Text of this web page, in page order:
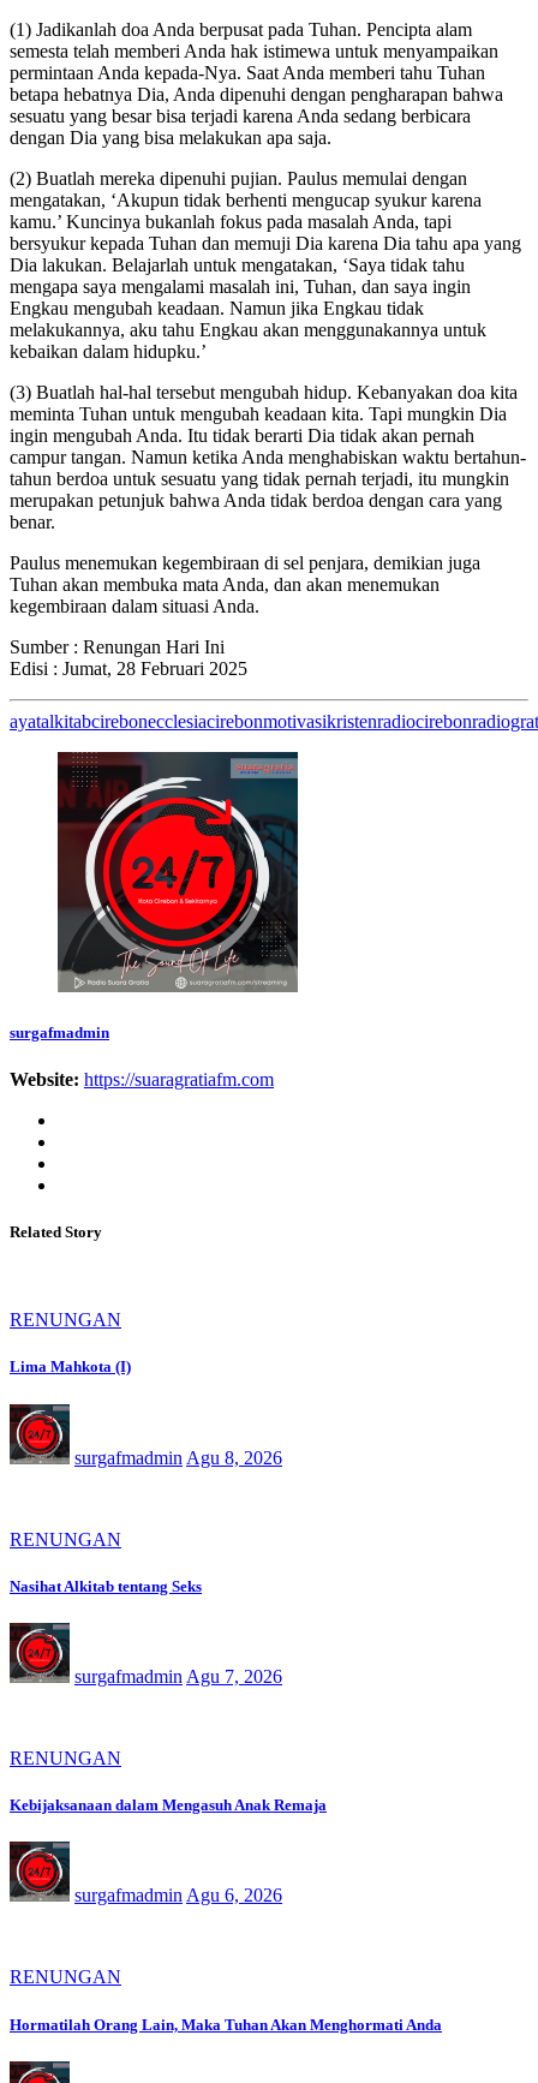
(1) Jadikanlah doa Anda berpusat pada Tuhan. Pencipta alam
semesta telah memberi Anda hak istimewa untuk menyampaikan
permintaan Anda kepada-Nya. Saat Anda memberi tahu Tuhan
betapa hebatnya Dia, Anda dipenuhi dengan pengharapan bahwa
sesuatu yang besar bisa terjadi karena Anda sedang berbicara
dengan Dia yang bisa melakukan apa saja.
(2) Buatlah mereka dipenuhi pujian. Paulus memulai dengan
mengatakan, ‘Akupun tidak berhenti mengucap syukur karena
kamu.’ Kuncinya bukanlah fokus pada masalah Anda, tapi
bersyukur kepada Tuhan dan memuji Dia karena Dia tahu apa yang
Dia lakukan. Belajarlah untuk mengatakan, ‘Saya tidak tahu
mengapa saya mengalami masalah ini, Tuhan, dan saya ingin
Engkau mengubah keadaan. Namun jika Engkau tidak
melakukannya, aku tahu Engkau akan menggunakannya untuk
kebaikan dalam hidupku.’
(3) Buatlah hal-hal tersebut mengubah hidup. Kebanyakan doa kita
meminta Tuhan untuk mengubah keadaan kita. Tapi mungkin Dia
ingin mengubah Anda. Itu tidak berarti Dia tidak akan pernah
campur tangan. Namun ketika Anda menghabiskan waktu bertahun-
tahun berdoa untuk sesuatu yang tidak pernah terjadi, itu mungkin
merupakan petunjuk bahwa Anda tidak berdoa dengan cara yang
benar.
Paulus menemukan kegembiraan di sel penjara, demikian juga
Tuhan akan membuka mata Anda, dan akan menemukan
kegembiraan dalam situasi Anda.
Sumber : Renungan Hari Ini
Edisi : Jumat, 28 Februari 2025
ayatalkitabcirebonecclesiacirebonmotivasikristenradiocirebon
surgafmadmin
Website: https://suaragratiafm.com
Related Story
RENUNGAN
Lima Mahkota (I)
surgafmadmin Agu 8, 2026
RENUNGAN
Nasihat Alkitab tentang Seks
surgafmadmin Agu 7, 2026
RENUNGAN
Kebijaksanaan dalam Mengasuh Anak Remaja
surgafmadmin Agu 6, 2026
RENUNGAN
Hormatilah Orang Lain, Maka Tuhan Akan Menghormati Anda